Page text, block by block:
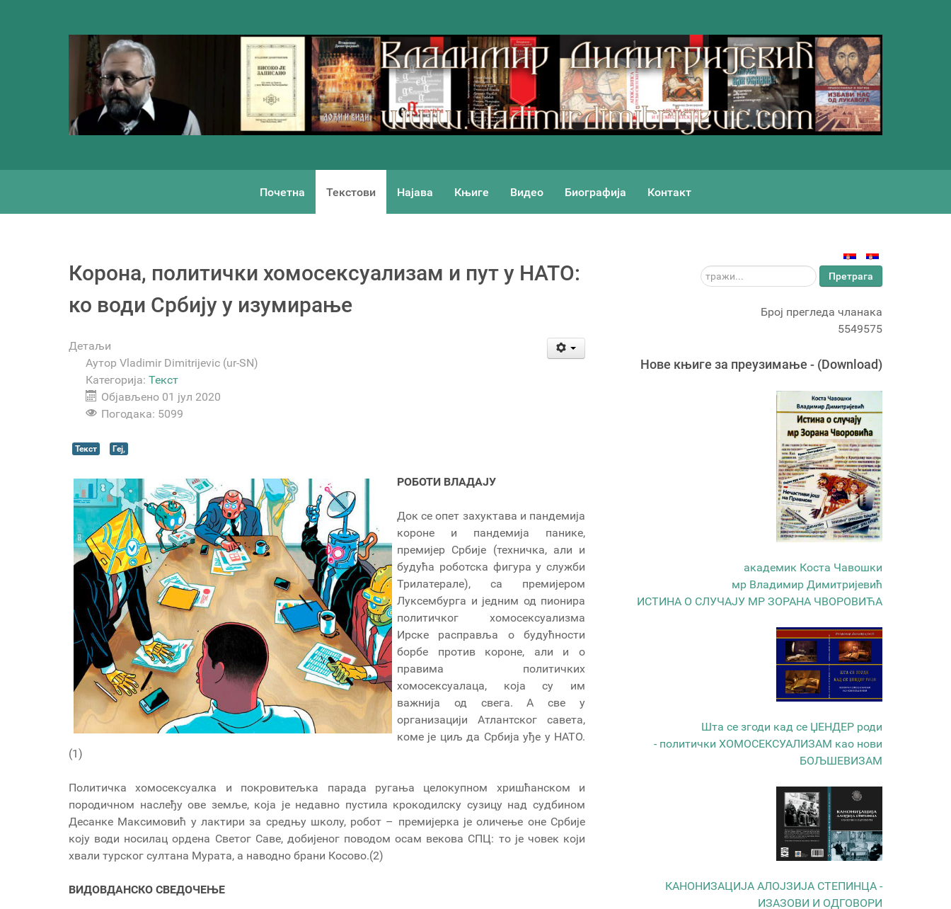
Почетна Текстови Најава Књиге Видео Биографија Контакт
Корона, политички хомосексуализам и пут у НАТО:
ко води Србију у изумирање
Детаљи
Аутор Vladimir Dimitrijevic (ur-SN)
Категорија: Текст
Објављено 01 јул 2020
Погодака: 5099
Текст Геј,
РОБОТИ ВЛАДАЈУ
Док се опет захуктава и пандемија
короне и пандемија панике,
премијер Србије (техничка, али и
будућа роботска фигура у служби
Трилатерале), са премијером
Луксембурга и једним од пионира
политичког хомосексуализма
Ирске расправља о будућности
борбе против короне, али и о
правима политичких
хомосексуалаца, која су им
важнија од свега. А све у
организацији Атлантског савета,
коме је циљ да Србија уђе у НАТО.
(1)
Политичка хомосексуалка и покровитељка парада ругања целокупном хришћанском и
породичном наслеђу ове земље, која је недавно пустила крокодилску сузицу над судбином
Десанке Максимовић у лактири за средњу школу, робот – премијерка је оличење оне Србије
коју води носилац ордена Светог Саве, добијеног поводом осам векова СПЦ: то је човек који
хвали турског султана Мурата, а наводно брани Косово.(2)
ВИДОВДАНСКО СВЕДОЧЕЊЕ
тражи... Претрага
Број прегледа чланака
5549575
Новe књигe за преузимање - (Download)
академик Коста Чавошки
мр Владимир Димитријевић
ИСТИНА О СЛУЧАЈУ МР ЗОРАНА ЧВОРОВИЋА
Шта се згоди кад се ЏЕНДЕР роди
- политички ХОМОСЕКСУАЛИЗАМ као нови
БОЉШЕВИЗАМ
КАНОНИЗАЦИЈА АЛОЈЗИЈА СТЕПИНЦА -
ИЗАЗОВИ И ОДГОВОРИ